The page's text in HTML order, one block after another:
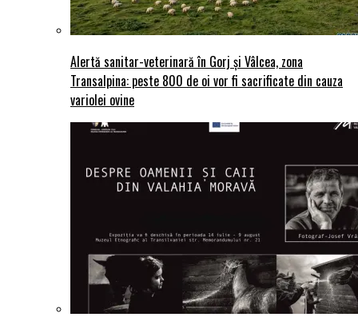
Alertă sanitar-veterinară în Gorj și Vâlcea, zona
Transalpina: peste 800 de oi vor fi sacrificate din cauza
variolei ovine